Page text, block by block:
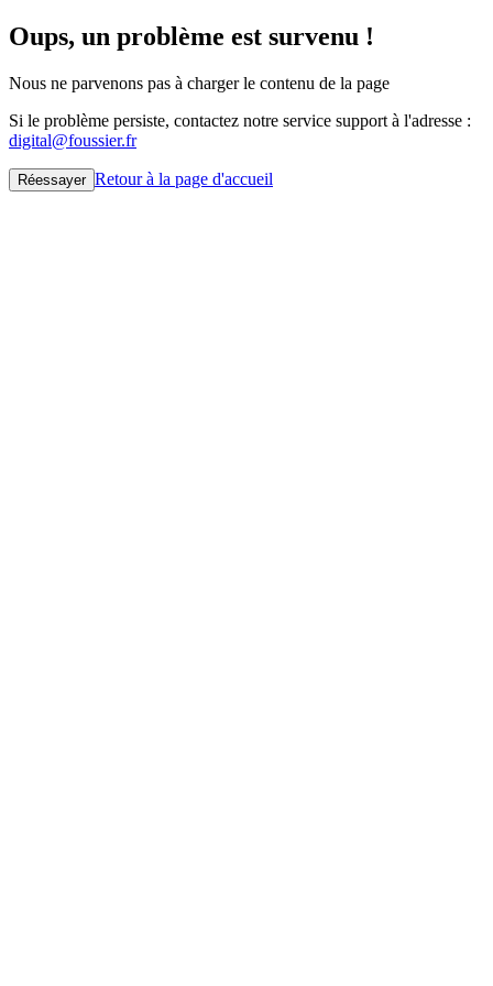
Oups, un problème est survenu !
Nous ne parvenons pas à charger le contenu de la page
Si le problème persiste, contactez notre service support à l'adresse :
digital@foussier.fr
Réessayer Retour à la page d'accueil